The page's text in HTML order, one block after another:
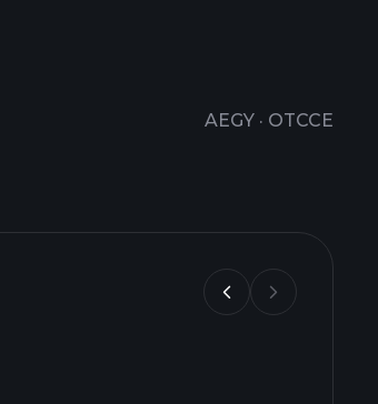
AEGY · OTCCE